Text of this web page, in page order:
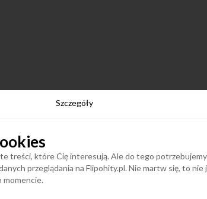
Szczegóły
treści, które Cię interesują. Ale do tego
przeglądania na Flipohity.pl. Nie martw się, to nie
momencie.